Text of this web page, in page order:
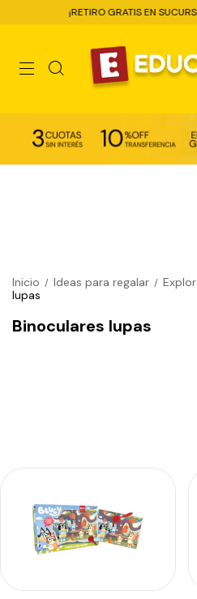
¡RETIRO GRATIS EN SUCURSAL! -
Inicio / Ideas para regalar /
lupas
Binoculares lupas